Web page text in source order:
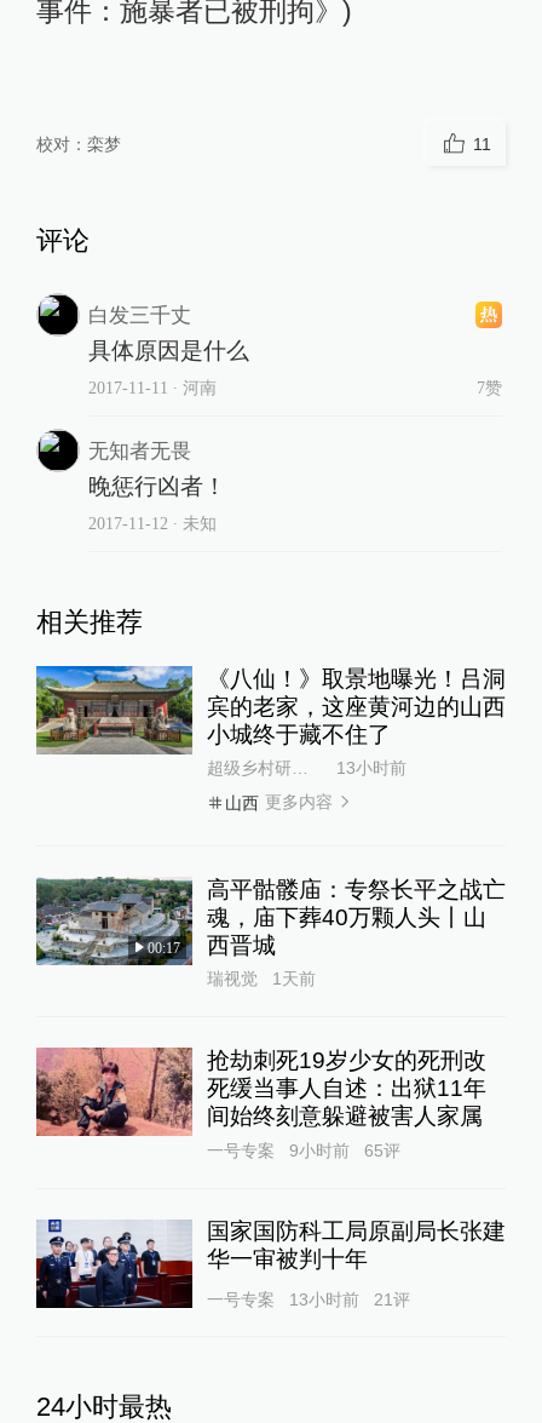
事件：施暴者已被刑拘》)
校对： 栾梦 11
评论
白发三千丈
具体原因是什么
2017-11-11 ∙ 河南 7赞
无知者无畏
晚惩行凶者！
2017-11-12 ∙ 未知
相关推荐
《八仙！》取景地曝光！吕洞
宾的老家，这座黄河边的山西
小城终于藏不住了
超级乡村研究所
13小时前
山西 更多内容
00:17
高平骷髅庙：专祭长平之战亡
魂，庙下葬40万颗人头丨山
西晋城
瑞视觉 1天前
抢劫刺死19岁少女的死刑改
死缓当事人自述：出狱11年
间始终刻意躲避被害人家属
一号专案 9小时前 65评
国家国防科工局原副局长张建
华一审被判十年
一号专案 13小时前 21评
24小时最热